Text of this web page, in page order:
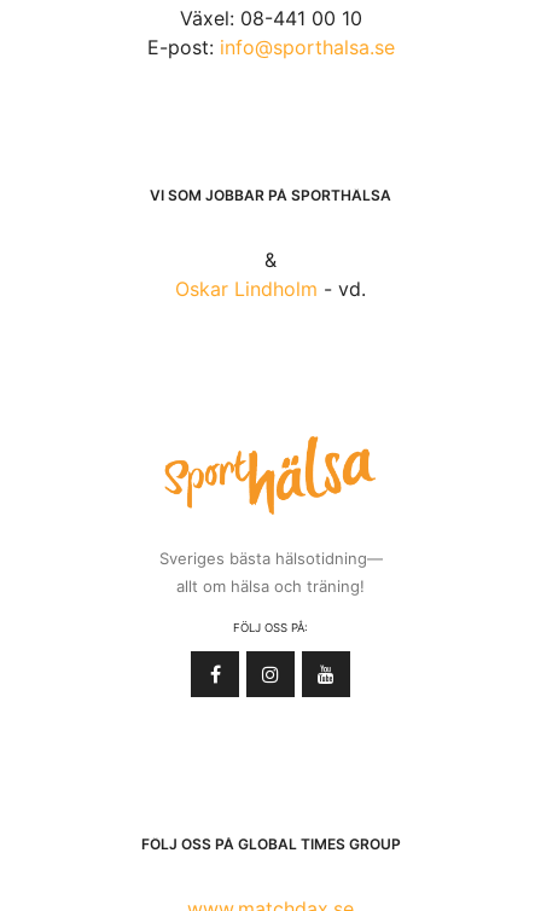
Växel: 08-441 00 10
E-post: info@sporthalsa.se
VI SOM JOBBAR PÅ SPORTHÄLSA
&
Oskar Lindholm - vd.
Sveriges bästa hälsotidning—
allt om hälsa och träning!
FÖLJ OSS PÅ:
FÖLJ OSS PÅ GLOBAL TIMES GROUP